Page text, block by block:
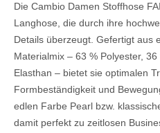
Die Cambio Damen Stoffhose
Langhose, die durch ihre
Details überzeugt. Gefertigt aus
Materialmix – 63 % Polyester,
Elasthan – bietet sie optimalen
Formbeständigkeit und
edlen Farbe Pearl bzw.
damit perfekt zu zeitlosen